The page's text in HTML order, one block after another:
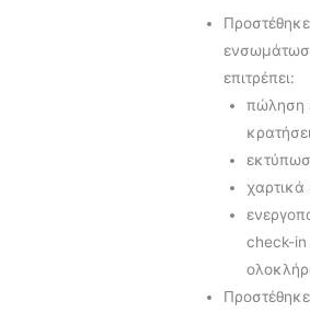
επιτρέπει:
πώληση
check-in